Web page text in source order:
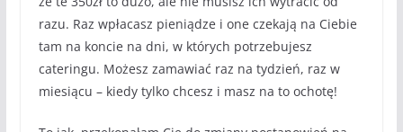
razu. Raz wpłacasz pieniądze i one czekają na Ciebie
tam na koncie na dni, w których potrzebujesz
cateringu. Możesz zamawiać raz na tydzień, raz w
miesiącu – kiedy tylko chcesz i masz na to ochotę!